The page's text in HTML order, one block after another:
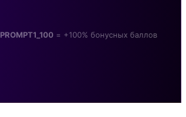
PROMPT1_100 = +100% бонусных баллов